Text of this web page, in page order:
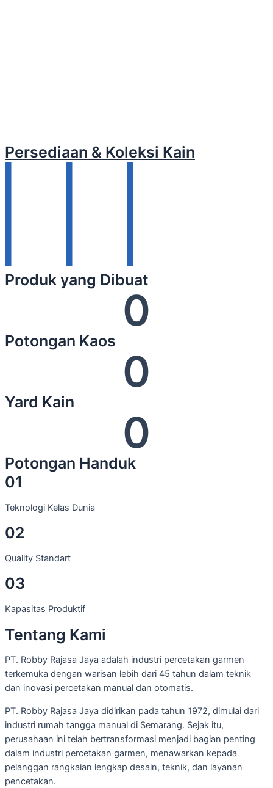
Persediaan & Koleksi Kain
Produk yang Dibuat
0
Potongan Kaos
0
Yard Kain
0
Potongan Handuk
01
Teknologi Kelas Dunia
02
Quality Standart
03
Kapasitas Produktif
Teknologi
Standar
Kapasitas
Tentang Kami
PT. Robby Rajasa Jaya adalah industri percetakan garmen
terkemuka dengan warisan lebih dari 45 tahun dalam teknik
dan inovasi percetakan manual dan otomatis.
PT. Robby Rajasa Jaya didirikan pada tahun 1972, dimulai dari
industri rumah tangga manual di Semarang. Sejak itu,
perusahaan ini telah bertransformasi menjadi bagian penting
dalam industri percetakan garmen, menawarkan kepada
pelanggan rangkaian lengkap desain, teknik, dan layanan
pencetakan.